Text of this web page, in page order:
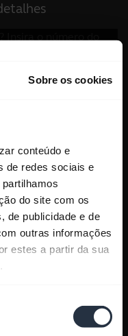
Sobre os cookies
conteúdo e
de redes sociais e
do site com os
de publicidade e de
outras informações
estes a partir da sua